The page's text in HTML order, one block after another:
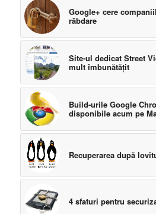
Google+ cere
răbdare
Site-ul dedicat Street
mult îmbunătăţit
Build-urile Google
disponibile acum pe
Recuperarea după
4 sfaturi pentru